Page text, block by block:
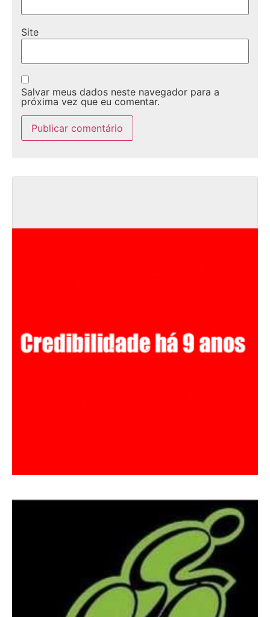
Site
Salvar meus dados neste navegador para a
próxima vez que eu comentar.